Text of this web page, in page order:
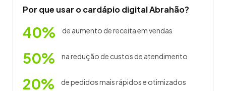
Por que usar o cardápio digital Abrahão?
40% de aumento de receita em vendas
50% na redução de custos de atendimento
20% de pedidos mais rápidos e otimizados